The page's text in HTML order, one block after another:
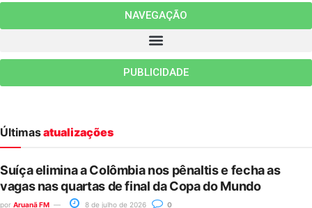
NAVEGAÇÃO
PUBLICIDADE
Últimasatualizações
Suíça elimina a Colômbia nos pênaltis e fecha as
vagas nas quartas de final da Copa do Mundo
por Aruanã FM 8 de julho de 2026 0